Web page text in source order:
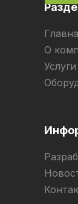
О
Услуги